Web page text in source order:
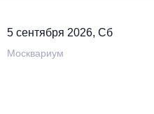
5 сентября 2026, Сб
Москвариум